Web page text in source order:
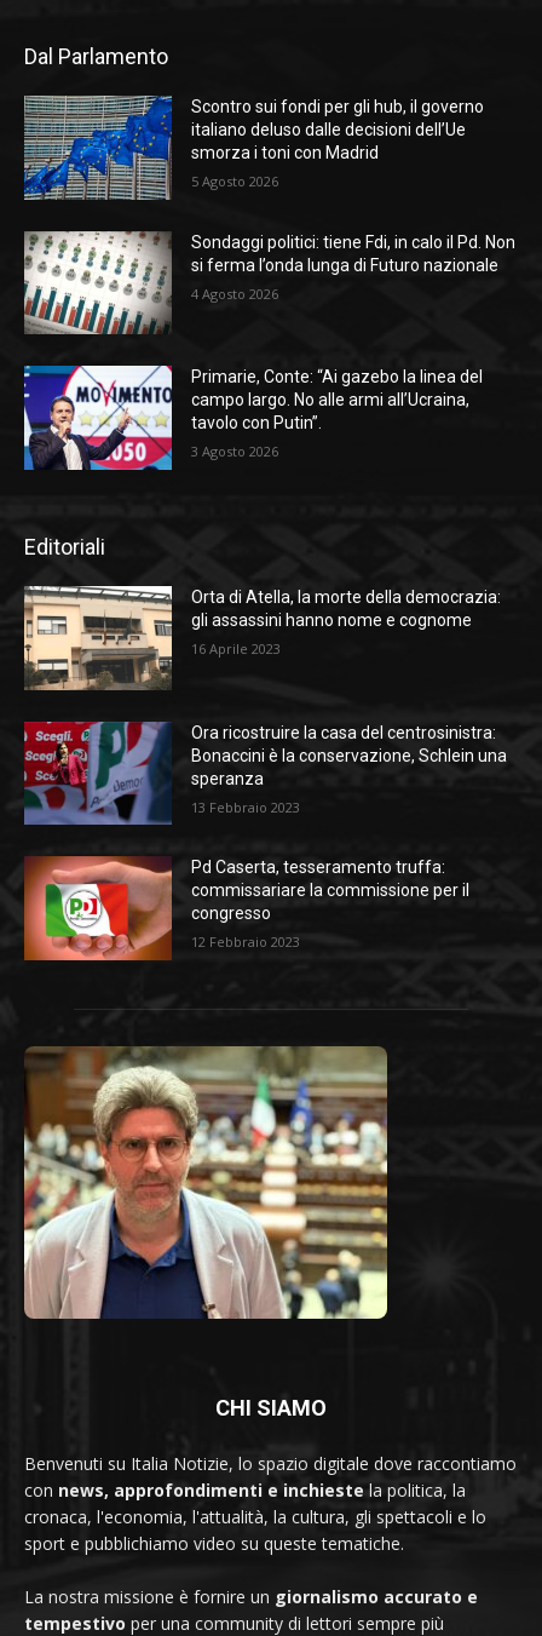
Dal Parlamento
Scontro sui fondi per gli hub, il governo
italiano deluso dalle decisioni dell’Ue
smorza i toni con Madrid
5 Agosto 2026
Sondaggi politici: tiene Fdi, in calo il Pd. Non
si ferma l’onda lunga di Futuro nazionale
4 Agosto 2026
Primarie, Conte: “Ai gazebo la linea del
campo largo. No alle armi all’Ucraina,
tavolo con Putin”.
3 Agosto 2026
Editoriali
Orta di Atella, la morte della democrazia:
gli assassini hanno nome e cognome
16 Aprile 2023
Ora ricostruire la casa del centrosinistra:
Bonaccini è la conservazione, Schlein una
speranza
13 Febbraio 2023
Pd Caserta, tesseramento truffa:
commissariare la commissione per il
congresso
12 Febbraio 2023
CHI SIAMO
Benvenuti su Italia Notizie, lo spazio digitale dove raccontiamo
con news, approfondimenti e inchieste la politica, la
cronaca, l'economia, l'attualità, la cultura, gli spettacoli e lo
sport e pubblichiamo video su queste tematiche.
La nostra missione è fornire un giornalismo accurato e
tempestivo per una community di lettori sempre più